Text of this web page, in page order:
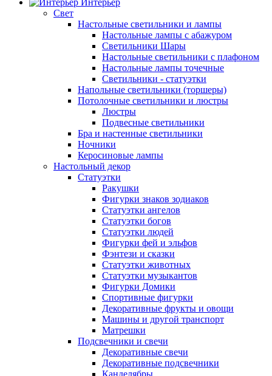
Интерьер
Свет
Настольные светильники и лампы
Настольные лампы с абажуром
Светильники Шары
Настольные светильники с плафоном
Настольные лампы точечные
Светильники - статуэтки
Напольные светильники (торшеры)
Потолочные светильники и люстры
Люстры
Подвесные светильники
Бра и настенные светильники
Ночники
Керосиновые лампы
Настольный декор
Статуэтки
Ракушки
Фигурки знаков зодиаков
Статуэтки ангелов
Статуэтки богов
Статуэтки людей
Фигурки фей и эльфов
Фэнтези и сказки
Статуэтки животных
Статуэтки музыкантов
Фигурки Домики
Спортивные фигурки
Декоративные фрукты и овощи
Машины и другой транспорт
Матрешки
Подсвечники и свечи
Декоративные свечи
Декоративные подсвечники
Канделябры